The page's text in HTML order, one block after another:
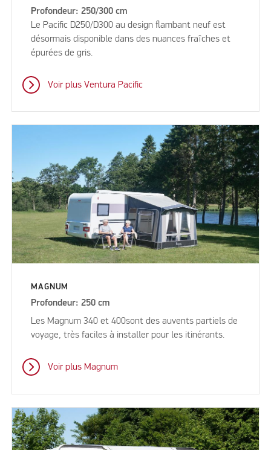
Profondeur: 250/300 cm
Le Pacific D250/D300 au design flambant neuf est
désormais disponible dans des nuances fraîches et
épurées de gris.
Voir plus Ventura Pacific
MAGNUM
Profondeur: 250 cm
Les Magnum 340 et 400sont des auvents partiels de
voyage, très faciles à installer pour les itinérants.
Voir plus Magnum